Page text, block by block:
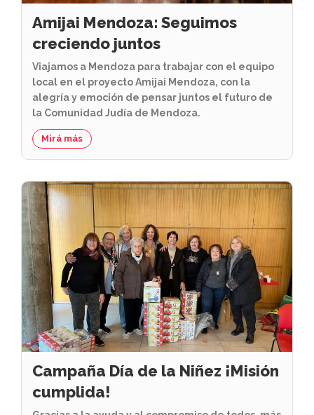
Amijai Mendoza: Seguimos
creciendo juntos
Viajamos a Mendoza para trabajar con el equipo
local en el proyecto Amijai Mendoza, con la
alegría y emoción de pensar juntos el futuro de
la Comunidad Judía de Mendoza.
Mirá más
Campaña Día de la Niñez ¡Misión
cumplida!